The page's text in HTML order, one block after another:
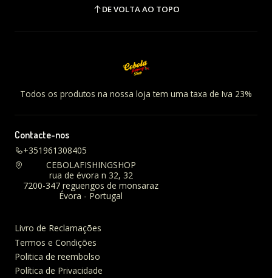
DE VOLTA AO TOPO
Todos os produtos na nossa loja tem uma taxa de Iva 23%
Contacte-nos
+351961308405
CEBOLAFISHINGSHOP
rua de évora n 32, 32
7200-347 reguengos de monsaraz
Évora - Portugal
Livro de Reclamações
Termos e Condições
Politica de reembolso
Política de Privacidade